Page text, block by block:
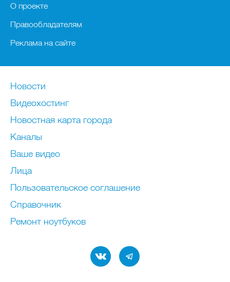
О проекте
Правообладателям
Реклама на сайте
Новости
Видеохостинг
Новостная карта города
Каналы
Ваше видео
Лица
Пользовательское соглашение
Справочник
Ремонт нoутбуков